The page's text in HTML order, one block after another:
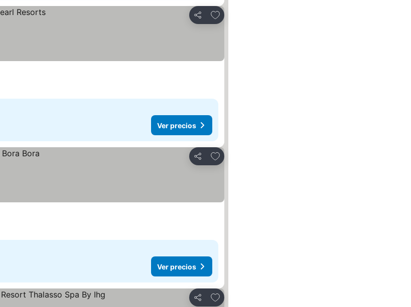
Compartir
Añadir a favoritos
Ver precios
Compartir
Añadir a favoritos
Ver precios
Compartir
Añadir a favoritos